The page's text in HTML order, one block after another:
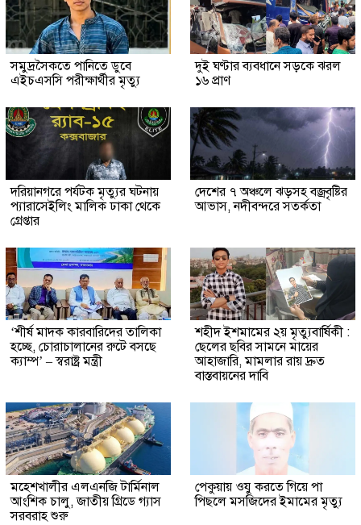
সমুদ্রসৈকতে পানিতে ডুবে
এইচএসসি পরীক্ষার্থীর মৃত্যু
দুই ঘণ্টার ব্যবধানে সড়কে ঝরল
১৬ প্রাণ
দরিয়ানগরে পর্যটক মৃত্যুর ঘটনায়
প্যারাসেইলিং মালিক ঢাকা থেকে
গ্রেপ্তার
দেশের ৭ অঞ্চলে ঝড়সহ বজ্রবৃষ্টির
আভাস, নদীবন্দরে সতর্কতা
‘শীর্ষ মাদক কারবারিদের তালিকা
হচ্ছে, চোরাচালানের রুটে বসছে
ক্যাম্প’ – স্বরাষ্ট্র মন্ত্রী
শহীদ ইশমামের ২য় মৃত্যুবার্ষিকী :
ছেলের ছবির সামনে মায়ের
আহাজারি, মামলার রায় দ্রুত
বাস্তবায়নের দাবি
মহেশখালীর এলএনজি টার্মিনাল
আংশিক চালু, জাতীয় গ্রিডে গ্যাস
সরবরাহ শুরু
পেকুয়ায় ওযু করতে গিয়ে পা
পিছলে মসজিদের ইমামের মৃত্যু